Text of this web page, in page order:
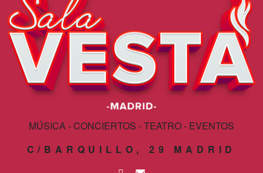
MÚSICA - CONCIERTOS - TEATRO - EVENTOS
C/BARQUILLO, 29 MADRID